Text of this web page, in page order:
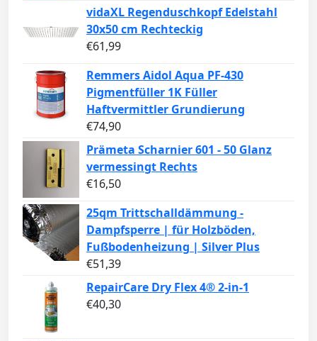
vidaXL Regenduschkopf Edelstahl
30x50 cm Rechteckig
€61,99
Remmers Aidol Aqua PF-430
Pigmentfüller 1K Füller
Haftvermittler Grundierung
€74,90
Prämeta Scharnier 601 - 50 Glanz
vermessingt Rechts
€16,50
25qm Trittschalldämmung -
Dampfsperre | für Holzböden,
Fußbodenheizung | Silver Plus
€51,39
RepairCare Dry Flex 4® 2-in-1
€40,30